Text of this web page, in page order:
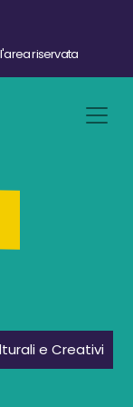
principale
riservata
e Creativi